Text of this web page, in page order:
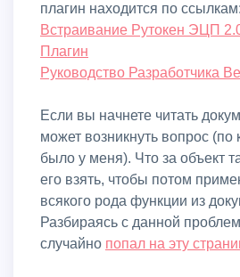
плагин находится по ссылкам:
Встраивание Рутокен ЭЦП
Плагин
Руководство Разработчика
Если вы начнете читать
может возникнуть вопрос (по
было у меня). Что за объект
его взять, чтобы потом
всякого рода функции из
Разбираясь с данной
случайно попал на эту